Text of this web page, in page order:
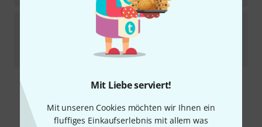
Mit Liebe serviert!
Mit unseren Cookies möchten wir Ihnen ein
fluffiges Einkaufserlebnis mit allem was
Reeds 'n StuffOboe Stand Gold
Sofort lieferbar
€
Alle Preise inkl. MwSt.